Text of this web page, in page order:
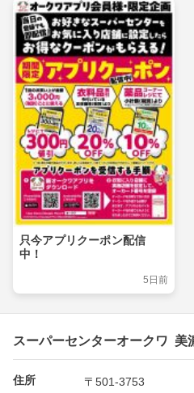
只今アプリクーポン配信
中！
5日前
スーパーセンターオークワ 美
住所
〒501-3753